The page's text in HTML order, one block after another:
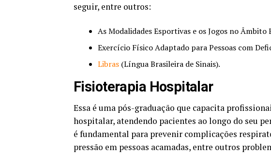
seguir, entre outros:
As Modalidades Esportivas e os Jogos no Âmbito
Exercício Físico Adaptado para Pessoas com
Libras (Língua Brasileira de Sinais).
Fisioterapia Hospitalar
Essa é uma pós-graduação que capacita
hospitalar, atendendo pacientes ao longo do seu
é fundamental para prevenir complicações
pressão em pessoas acamadas, entre outros